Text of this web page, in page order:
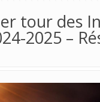
tour des
2025 –